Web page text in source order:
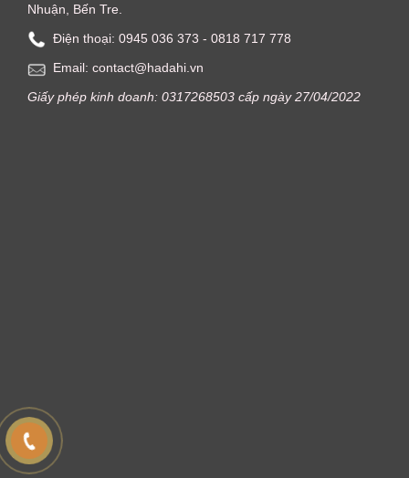
Nhuận, Bến Tre.
Điện thoại: ‭0945 036 373‬ - 0818 717 778
Email: contact@hadahi.vn
Giấy phép kinh doanh: 0317268503 cấp ngày 27/04/2022